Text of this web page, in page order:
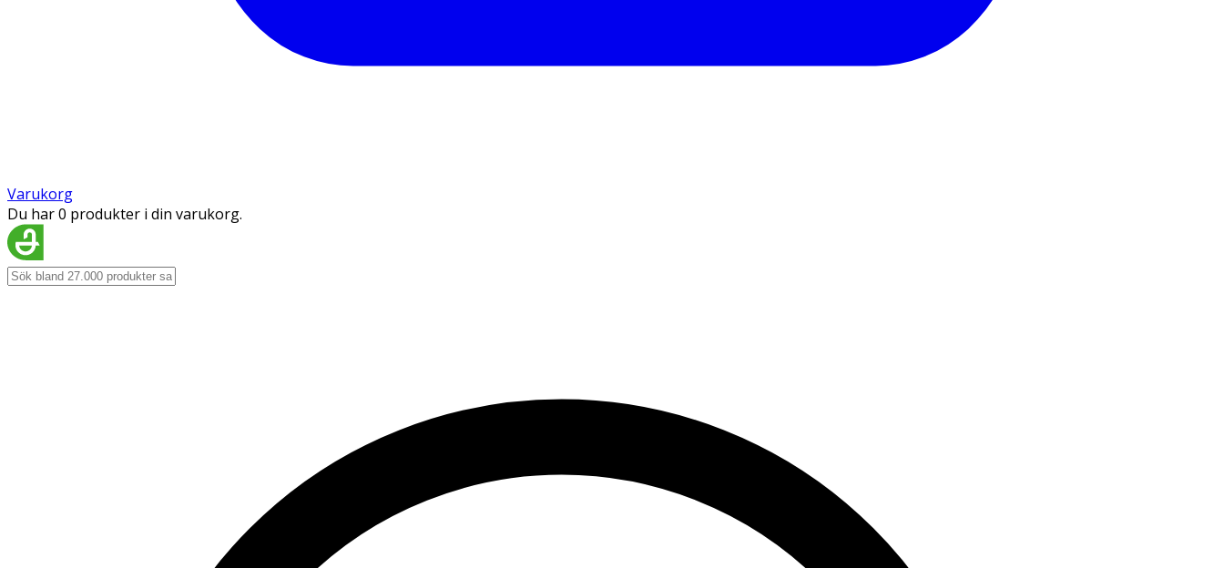
Varukorg
Du har 0 produkter i din varukorg.